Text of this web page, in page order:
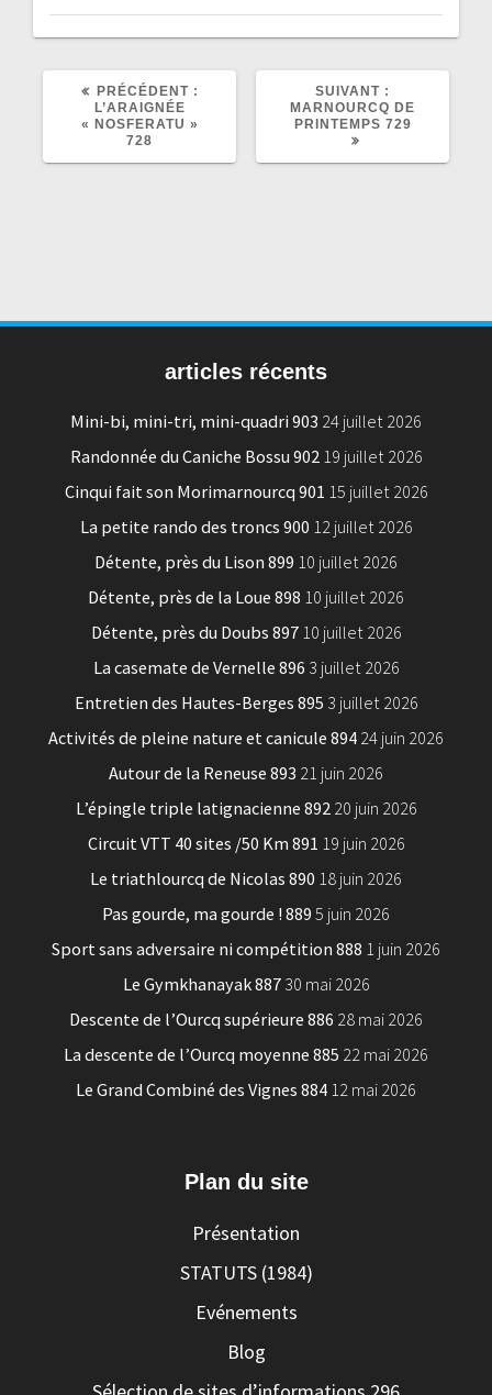
PRÉCÉDENT :
L’ARAIGNÉE
« NOSFERATU »
728
SUIVANT :
SUIVANT
:
MARNOURCQ DE
PRINTEMPS 729
articles récents
Mini-bi, mini-tri, mini-quadri 903 24 juillet 2026
Randonnée du Caniche Bossu 902 19 juillet 2026
Cinqui fait son Morimarnourcq 901 15 juillet 2026
La petite rando des troncs 900 12 juillet 2026
Détente, près du Lison 899 10 juillet 2026
Détente, près de la Loue 898 10 juillet 2026
Détente, près du Doubs 897 10 juillet 2026
La casemate de Vernelle 896 3 juillet 2026
Entretien des Hautes-Berges 895 3 juillet 2026
Activités de pleine nature et canicule 894 24 juin 2026
Autour de la Reneuse 893 21 juin 2026
L’épingle triple latignacienne 892 20 juin 2026
Circuit VTT 40 sites /50 Km 891 19 juin 2026
Le triathlourcq de Nicolas 890 18 juin 2026
Pas gourde, ma gourde ! 889 5 juin 2026
Sport sans adversaire ni compétition 888 1 juin 2026
Le Gymkhanayak 887 30 mai 2026
Descente de l’Ourcq supérieure 886 28 mai 2026
La descente de l’Ourcq moyenne 885 22 mai 2026
Le Grand Combiné des Vignes 884 12 mai 2026
Plan du site
Présentation
STATUTS (1984)
Evénements
Blog